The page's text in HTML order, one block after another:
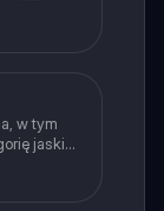
w tym
jaskini.
i
wizję